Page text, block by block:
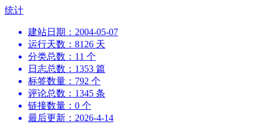
跳
统计
建站日期：2004-05-07
运行天数：8126 天
分类总数：11 个
日志总数：1353 篇
标签数量：792 个
评论总数：1345 条
链接数量：0 个
最后更新：2026-4-14